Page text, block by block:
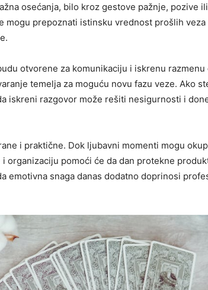
osećanja, bilo kroz gestove pažnje, pozive
mogu prepoznati istinsku vrednost prošlih
otvorene za komunikaciju i iskrenu razmenu
temelja za moguću novu fazu veze. Ako
iskreni razgovor može rešiti nesigurnosti i
i praktične. Dok ljubavni momenti mogu
organizaciju pomoći će da dan protekne
emotivna snaga danas dodatno doprinosi